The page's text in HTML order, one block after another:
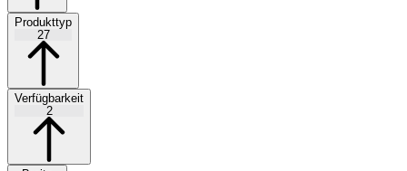
Produkttyp
27
Verfügbarkeit
2